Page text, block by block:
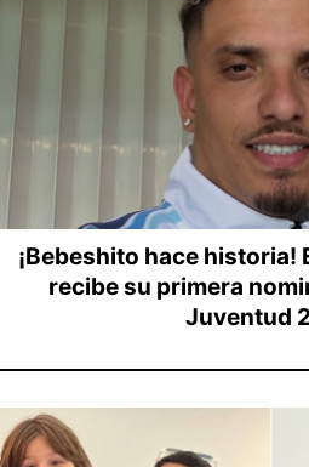
¡Bebeshito hace historia!
recibe su primera
Juventud